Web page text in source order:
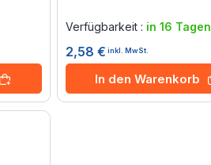
Verfügbarkeit : in 16 Tagen
2,58 € inkl. MwSt.
In den Warenkorb